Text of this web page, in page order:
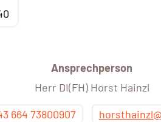
Ansprechperson
Herr DI(FH) Horst Hainzl
664 73800907